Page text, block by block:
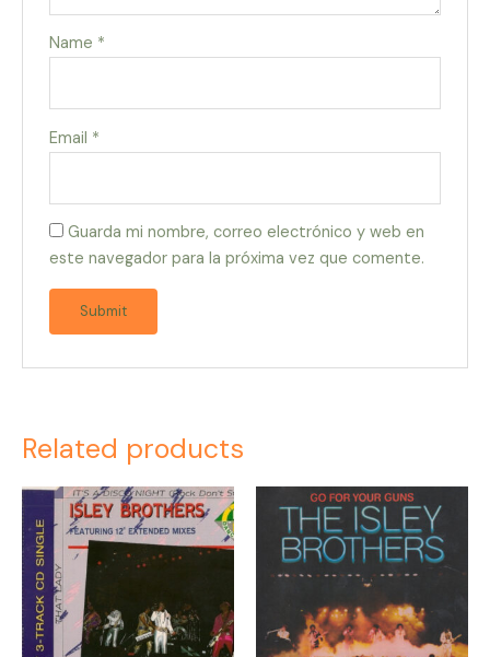
Name *
Email *
Guarda mi nombre, correo electrónico y web en
este navegador para la próxima vez que comente.
Related products